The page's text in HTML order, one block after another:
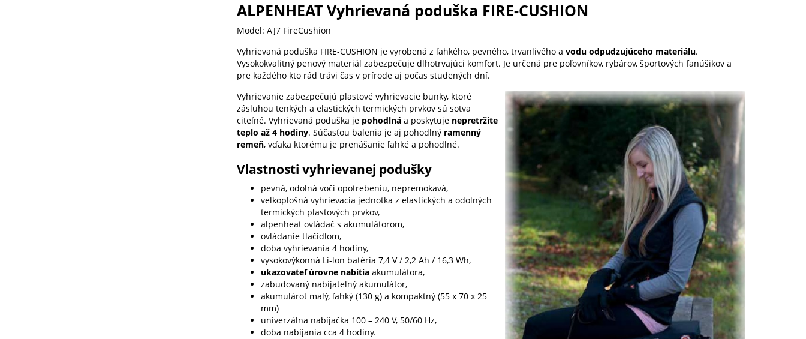
ALPENHEAT Vyhrievaná poduška FIRE-CUSHION
Model: AJ7 FireCushion
Vyhrievaná poduška FIRE-CUSHION je vyrobená z ľahkého, pevného, trvanlivého a vodu odpudzujúceho materiálu.
Vysokokvalitný penový materiál zabezpečuje dlhotrvajúci komfort. Je určená pre poľovníkov, rybárov, športových fanúšikov a
pre každého kto rád trávi čas v prírode aj počas studených dní.
Vyhrievanie zabezpečujú plastové vyhrievacie bunky, ktoré
zásluhou tenkých a elastických termických prvkov sú sotva
citeľné. Vyhrievaná poduška je pohodlnáa poskytuje nepretržite
teplo až 4 hodiny. Súčasťou balenia je aj pohodlný ramenný
remeň, vďaka ktorému je prenášanie ľahké a pohodlné.
Vlastnosti vyhrievanej podušky
pevná, odolná voči opotrebeniu, nepremokavá,
veľkoplošná vyhrievacia jednotka z elastických a odolných
termických plastových prvkov,
alpenheat ovládač s akumulátorom,
ovládanie tlačidlom,
doba vyhrievania 4 hodiny,
vysokovýkonná Li-lon batéria 7,4 V / 2,2 Ah / 16,3 Wh,
ukazovateľ úrovne nabitiaakumulátora,
zabudovaný nabíjateľný akumulátor,
akumulárot malý, ľahký (130 g) a kompaktný (55 x 70 x 25
mm)
univerzálna nabíjačka 100 – 240 V, 50/60 Hz,
doba nabíjania cca 4 hodiny.